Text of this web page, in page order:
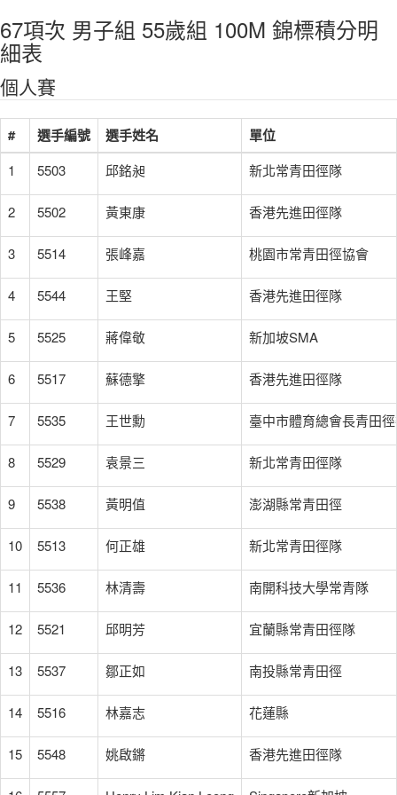
67項次 男子組 55歲組 100M 錦標積分明
細表
個人賽
# 選手編號 選手姓名 單位
1 5503 邱銘昶 新北常青田徑隊
2 5502 黃東康 香港先進田徑隊
3 5514 張峰嘉 桃園市常青田徑協會
4 5544 王堅 香港先進田徑隊
5 5525 蔣偉敬 新加坡SMA
6 5517 蘇德擎 香港先進田徑隊
7 5535 王世勳 臺中市體育總會長青田
8 5529 袁景三 新北常青田徑隊
9 5538 黃明值 澎湖縣常青田徑
10 5513 何正雄 新北常青田徑隊
11 5536 林清壽 南開科技大學常青隊
12 5521 邱明芳 宜蘭縣常青田徑隊
13 5537 鄒正如 南投縣常青田徑
14 5516 林嘉志 花蓮縣
15 5548 姚啟鏘 香港先進田徑隊